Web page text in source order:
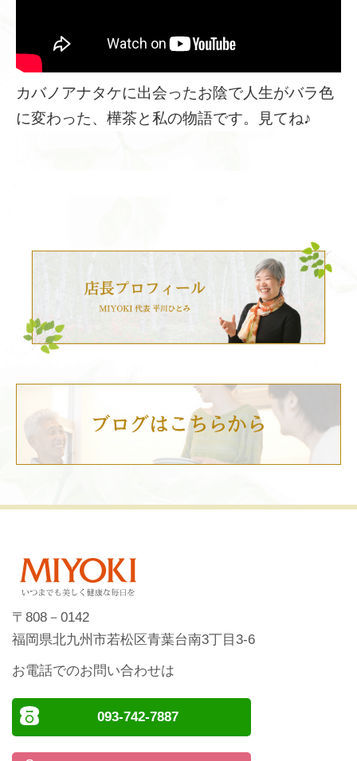
カバノアナタケに出会ったお陰で人生がバラ色
に変わった、樺茶と私の物語です。見てね♪
〒808－0142
福岡県北九州市若松区青葉台南3丁目3-6
お電話でのお問い合わせは
093-742-7887